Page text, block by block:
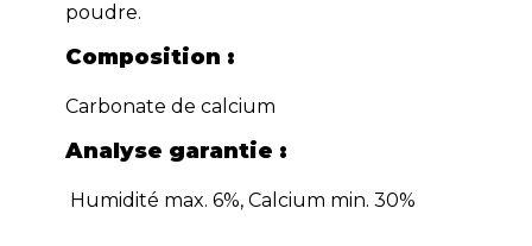
poudre.
Composition :
Carbonate de calcium
Analyse garantie :
Humidité max. 6%, Calcium min. 30%